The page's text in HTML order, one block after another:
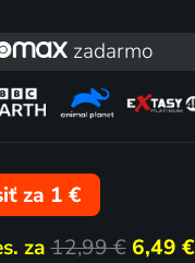
zadarmo
za 1 €
za12,99 € 6,49 €